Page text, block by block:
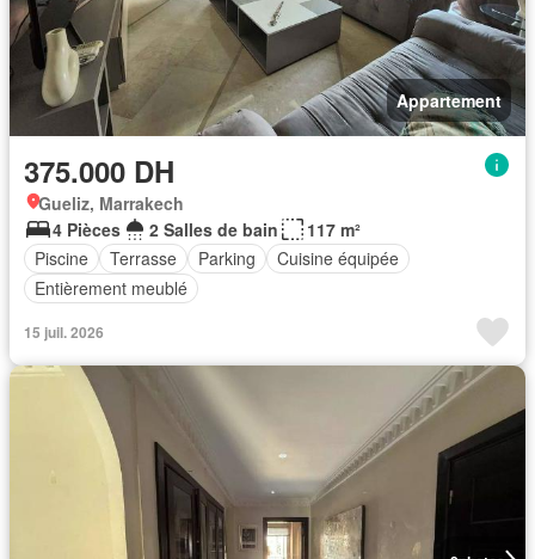
Appartement
375.000 DH
Gueliz, Marrakech
4 Pièces
2 Salles de bain
117 m²
Piscine
Terrasse Parking
Cuisine équipée
Entièrement meublé
15 juil. 2026